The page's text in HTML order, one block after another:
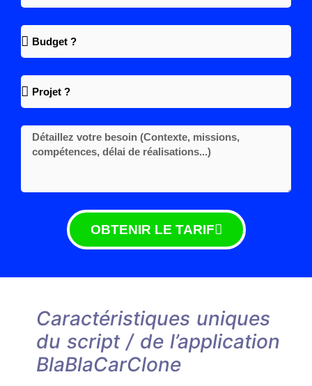
OBTENIR LE TARIF
Caractéristiques uniques
du script / de l’application
BlaBlaCarClone